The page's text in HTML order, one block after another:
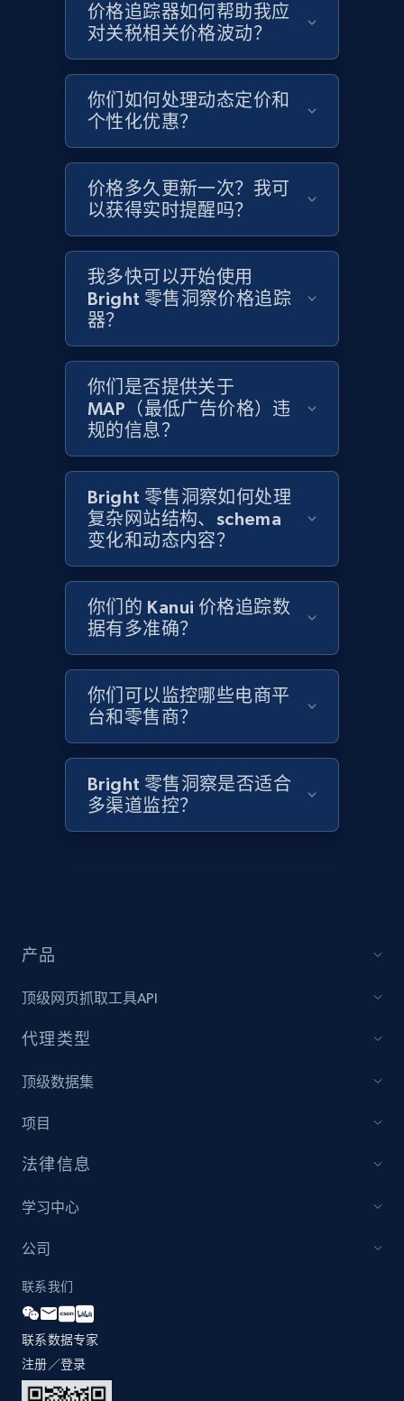
Amazon products global dataset
Title, Seller name, Brand, Description, Initial
price, Currency, Availability, Reviews count, and
Amazon products global dataset - Collects
products by specific category URL
Title, Seller name, Brand, Description, Initial
price, Currency, Availability, Reviews count, and
Amazon products global dataset -
Collecting products by keyword search
Title, Seller name, Brand, Description, Initial
price, Currency, Availability, Reviews count, and
2.1K+ 立即开始
Amazon products global dataset - Collects
products by best sellers category URL
Title, Seller name, Brand, Description, Initial
more.
2.1K+
products from Brands URLs
price, Currency, Availability, Reviews count, and
Home Depot US
URL, Domain, Country code, Model number,
价格追踪器如何帮助我应
对关税相关价格波动？
你们如何处理动态定价和
个性化优惠？
价格多久更新一次？我可
以获得实时提醒吗？
我多快可以开始使用
Bright 零售洞察价格追踪
器？
你们是否提供关于
MAP（最低广告价格）违
规的信息？
Bright 零售洞察如何处理
复杂网站结构、schema
变化和动态内容？
你们的 Kanui 价格追踪数
据有多准确？
你们可以监控哪些电商平
台和零售商？
Bright 零售洞察是否适合
多渠道监控？
产品
顶级网页抓取工具API
代理类型
顶级数据集
项目
法律信息
学习中心
公司
联系我们
联系数据专家
注册／登录